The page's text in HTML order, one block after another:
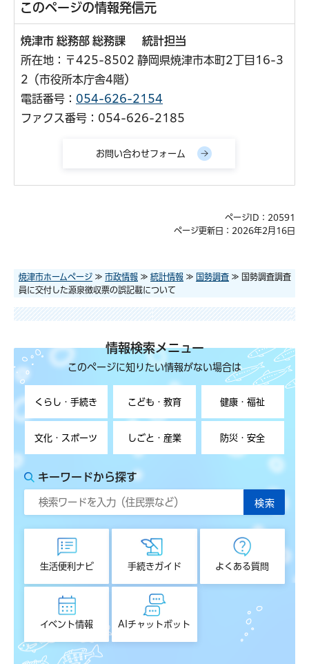
このページの情報発信元
焼津市 総務部 総務課 統計担当
所在地：〒425-8502 静岡県焼津市本町2丁目16-3
2（市役所本庁舎4階）
電話番号： 054-626-2154
ファクス番号：054-626-2185
ページID：20591
ページ更新日：2026年2月16日
焼津市ホームページ ≫ 市政情報 ≫ 統計情報 ≫ 国勢調査 ≫ 国勢調査調査
員に交付した源泉徴収票の誤記載について
情報検索メニュー
このページに知りたい情報がない場合は
くらし・手続き こども・教育 健康・福祉
文化・スポーツ しごと・産業 防災・安全
キーワードから探す
生活便利ナビ 手続きガイド よくある質問
イベント情報 AIチャットボット